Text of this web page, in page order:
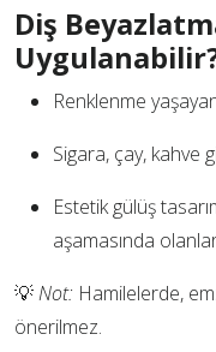
Diş
Renklenme
Sigara, çay, kahve
Estetik gülüş
aşamasında
💡Not: Hamilelerde,
önerilmez.